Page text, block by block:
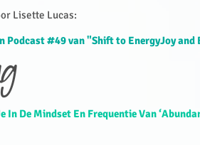
Lisette Lucas:​
Podcast #49 van "Shift to EnergyJoy and
In De Mindset En Frequentie Van